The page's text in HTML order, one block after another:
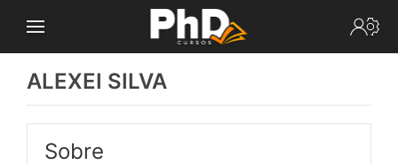
ALEXEI SILVA
Sobre